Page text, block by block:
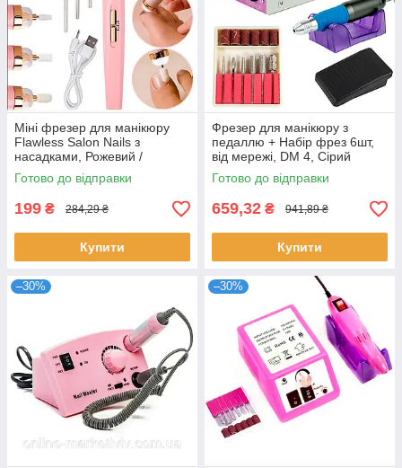
Міні фрезер для манікюру
Flawless Salon Nails з
насадками, Рожевий /
Бездротовий портативний
фрезер для нігтів
Готово до відправки
199 ₴ 284,29 ₴
Купити
Фрезер для манікюру з
педаллю + Набір фрез 6шт,
від мережі, DM 4, Сірий
/25000 / Апарат для манікюру
Готово до відправки
659,32 ₴ 941,89 ₴
Купити
–30% –30%